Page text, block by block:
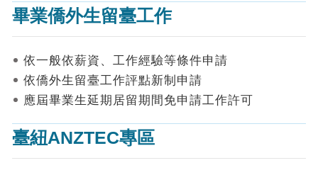
進
詢
見
答
統
畢業僑外生留臺工作
依一般依薪資、工作經驗等條件申請
依僑外生留臺工作評點新制申請
應屆畢業生延期居留期間免申請工作許可
臺紐ANZTEC專區